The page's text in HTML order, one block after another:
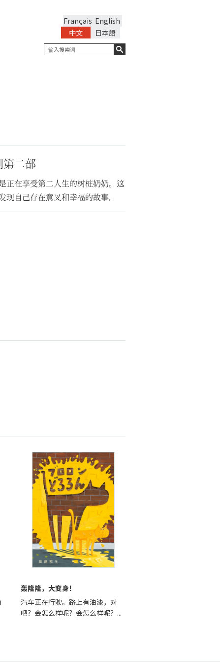
English
Français
日本語
中文
二部
正在享受第二人生的树桩奶奶。这
自己存在意义和幸福的故事。
轰隆隆，大变身！
汽车正在行驶。路上有油漆，对
吧？会怎么样呢？会怎么样呢？...